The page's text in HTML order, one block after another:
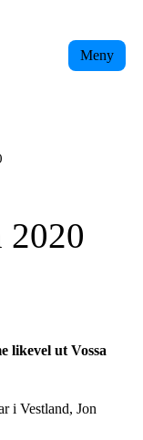
Meny
2020
likevel ut Vossa
i Vestland, Jon